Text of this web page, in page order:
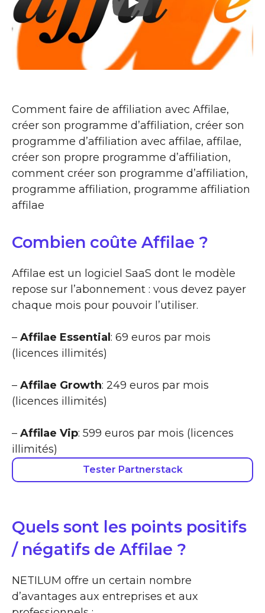
Comment faire de affiliation avec Affilae,
créer son programme d’affiliation, créer son
programme d’affiliation avec affilae, affilae,
créer son propre programme d’affiliation,
comment créer son programme d’affiliation,
programme affiliation, programme affiliation
affilae
Combien coûte Affilae ?
Affilae est un logiciel SaaS dont le modèle
repose sur l’abonnement : vous devez payer
chaque mois pour pouvoir l’utiliser.
– Affilae Essential : 69 euros par mois
(licences illimités)
– Affilae Growth: 249 euros par mois
(licences illimités)
– Affilae Vip: 599 euros par mois (licences
illimités)
Tester Partnerstack
Quels sont les points positifs
/ négatifs de Affilae ?
NETILUM offre un certain nombre
d’avantages aux entreprises et aux